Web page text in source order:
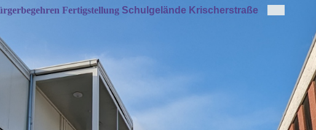
Fertigstellung Schulgelände Krischerstraße